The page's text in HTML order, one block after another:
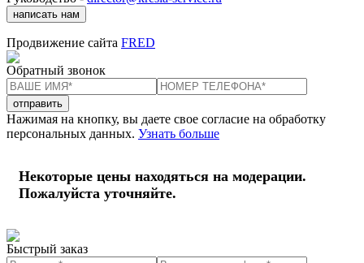
написать нам
Продвижение сайта FRED
Обратный звонок
отправить
Нажимая на кнопку, вы даете свое согласие на обработку
персональных данных. Узнать больше
Некоторые цены находяться на модерации.
Пожалуйста уточняйте.
Быстрый заказ